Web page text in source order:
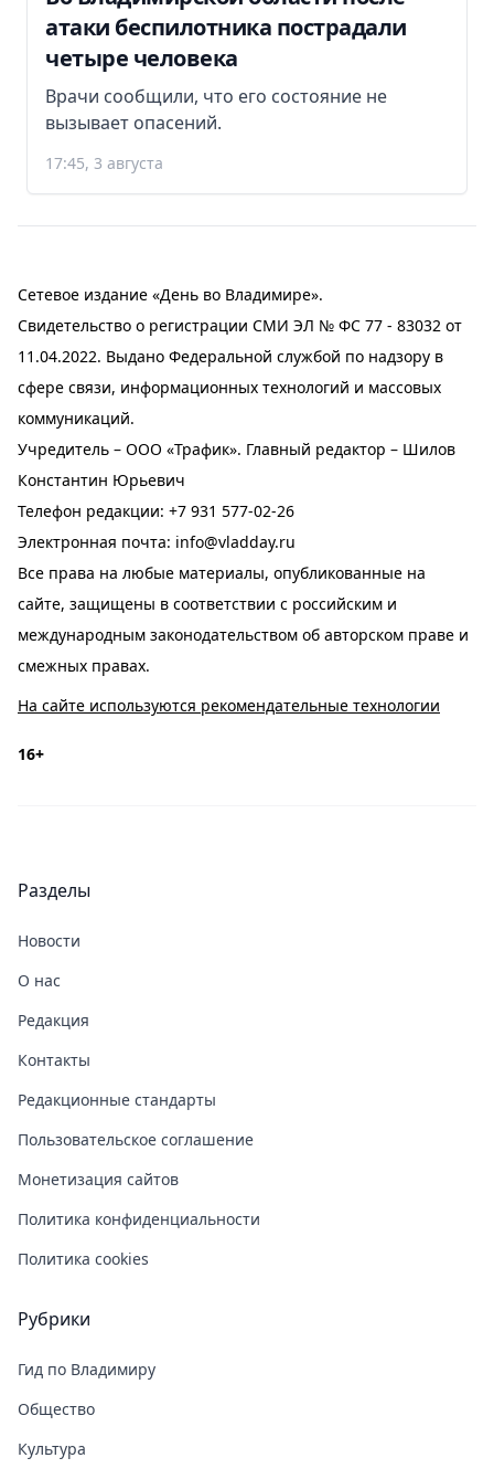
атаки беспилотника пострадали
четыре человека
Врачи сообщили, что его состояние не
вызывает опасений.
17:45, 3 августа
Сетевое издание «День во Владимире».
Свидетельство о регистрации СМИ ЭЛ № ФС 77 - 83032 от
11.04.2022. Выдано Федеральной службой по надзору в
сфере связи, информационных технологий и массовых
коммуникаций.
Учредитель – ООО «Трафик». Главный редактор – Шилов
Константин Юрьевич
Телефон редакции: +7 931 577-02-26
Электронная почта: info@vladday.ru
Все права на любые материалы, опубликованные на
сайте, защищены в соответствии с российским и
международным законодательством об авторском праве и
смежных правах.
На сайте используются рекомендательные технологии
16+
Разделы
Новости
О нас
Редакция
Контакты
Редакционные стандарты
Пользовательское соглашение
Монетизация сайтов
Политика конфиденциальности
Политика cookies
Рубрики
Гид по Владимиру
Общество
Культура